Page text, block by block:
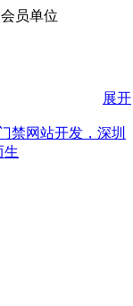
员单位
展开